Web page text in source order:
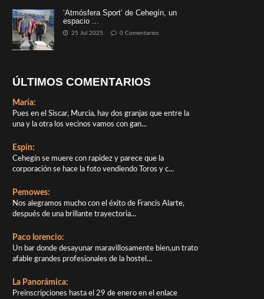
‘Atmósfera Sport’ de Cehegín, un
espacio ...
25 Jul 2025 0 Comentarios
ÚLTIMOS COMENTARIOS
María:
Pues en el Siscar, Murcia, hay dos granjas que entre la
una y la otra los vecinos vamos con gan...
Espín:
Cehegín se muere con rapidez y parece que la
corporación se hace la foto vendiendo Toros y c...
Pemowes:
Nos alegramos mucho con el éxito de Francis Alarte,
después de una brillante trayectoria...
Paco lorencio:
Un bar donde desayunar maravillosamente bien,un trato
afable grandes profesionales de la hostel...
La Panorámica:
Preinscripciones hasta el 29 de enero en el enlace